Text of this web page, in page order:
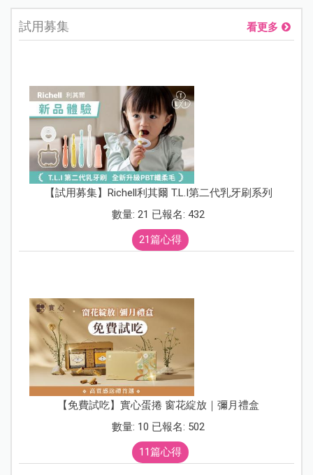
試用募集 看更多
【試用募集】Richell利其爾 T.L.I第二代乳牙刷系列
數量: 21 已報名: 432
21篇心得
【免費試吃】實心蛋捲 窗花綻放｜彌月禮盒
數量: 10 已報名: 502
11篇心得